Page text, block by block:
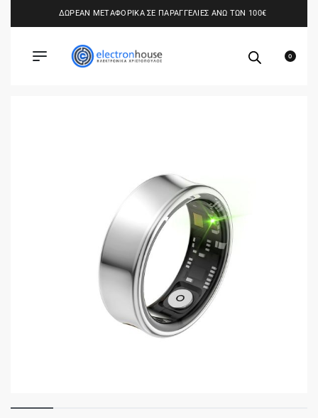
ΔΩΡΕΑΝ ΜΕΤΑΦΟΡΙΚΑ ΣΕ ΠΑΡΑΓΓΕΛΙΕΣ ΑΝΩ ΤΩΝ 100€
0